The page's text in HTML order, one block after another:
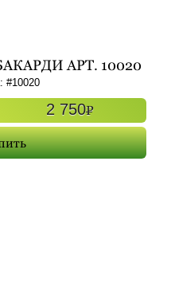
АРТ. 10020
#10020
2 750P